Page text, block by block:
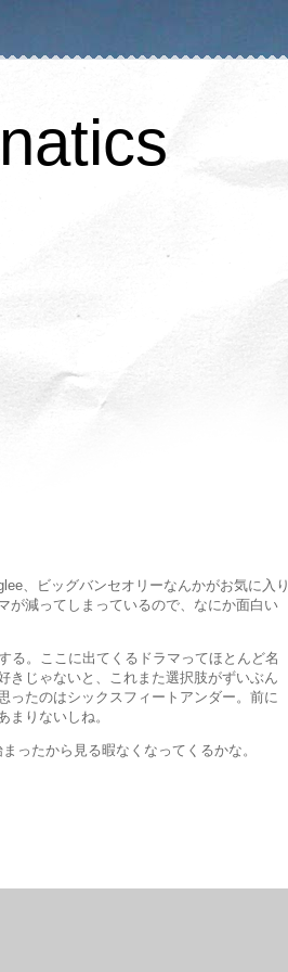
、ビッグバンセオリーなんかがお気に入り
が減ってしまっているので、なにか面白い
る。ここに出てくるドラマってほとんど名
きじゃないと、これまた選択肢がずいぶん
ったのはシックスフィートアンダー。前に
りないしね。
ったから見る暇なくなってくるかな。